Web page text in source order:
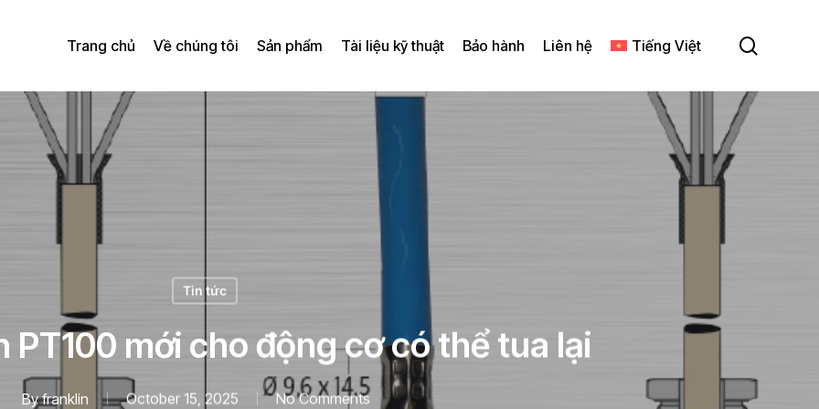
Trang chủ Về chúng tôi Sản phẩm Tài liệu kỹ thuật Bảo hành Liên hệ Tiếng Việt
Tin tức
PT100 mới cho động cơ có thể tua lại
By franklin October 15, 2025 No Comments